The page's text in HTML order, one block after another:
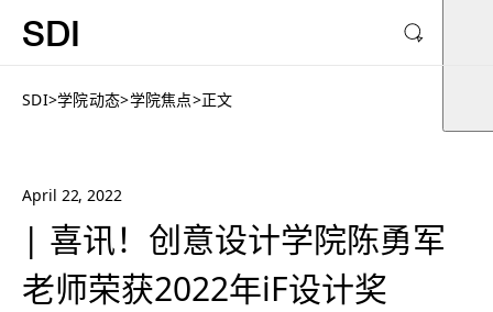
SDI
SDI>学院动态>学院焦点>正文
April 22, 2022
| 喜讯！创意设计学院陈勇军
老师荣获2022年iF设计奖